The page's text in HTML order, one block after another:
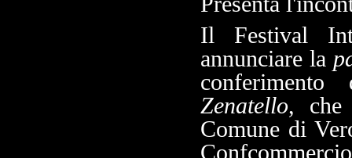
Il Festival
annunciare la
Zenatello, che
Comune di